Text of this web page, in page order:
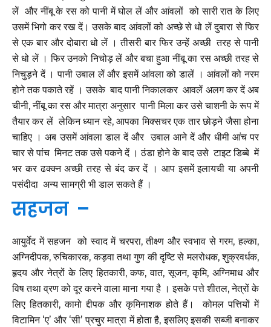
लें और नींबू के रस को पानी में घोल लें और आंवलों को सारी रात के लिए
उसमें भिगो कर रख दें। उसके बाद आंवलों को अच्छे से धो लें दुबारा से फिर
से एक बार और दोबारा धो लें । तीसरी बार फिर उन्हें अच्छी तरह से पानी
से धो लें । फिर उनको निचोड़ लें और बचा हुआ नींबू का रस अच्छी तरह से
निचुड़ने दें । पानी उबाल लें और इसमें आंवला को डालें । आंवलों को नरम
होने तक पकाते रहें । उसके बाद पानी निकालकर आवलें अलग कर दें अब
चीनी, नींबू का रस और मात्रा अनुसार पानी मिला कर उसे चाशनी के रूप में
तैयार कर लें लेकिन ध्यान रहे, आपका मिक्सचर एक तार छोड़ने जैसा होना
चाहिए । अब उसमें आंवला डाल दें और उबाल आने दें और धीमी आंच पर
चार से पांच मिनट तक उसे पकने दें । ठंडा होने के बाद उसे टाइट डिब्बे में
भर कर ढक्क्न अच्छी तरह से बंद कर दें । आप इसमें इलायची या अपनी
पसंदीदा अन्य सामग्री भी डाल सकते हैं ।
सहजन –
आयुर्वेद में सहजन को स्वाद में चरपरा, तीक्ष्ण और स्वभाव से गरम, हल्का,
अग्निदीपक, रुचिकारक, कड़वा तथा गुण की दृष्टि से मलरोधक, शुक्रवर्धक,
हृदय और नेत्रों के लिए हितकारी, कफ, वात, सूजन, कृमि, अग्निमाध और
विष तथा व्रण को दूर करने वाला माना गया है । इसके पत्ते शीतल, नेत्रों के
लिए हितकारी, कामो द्दीपक और कृमिनाशक होते हैं। कोमल पत्तियों में
विटामिन ‘ए’ और ‘सी’ प्रचुर मात्रा में होता है, इसलिए इसकी सब्जी बनाकर